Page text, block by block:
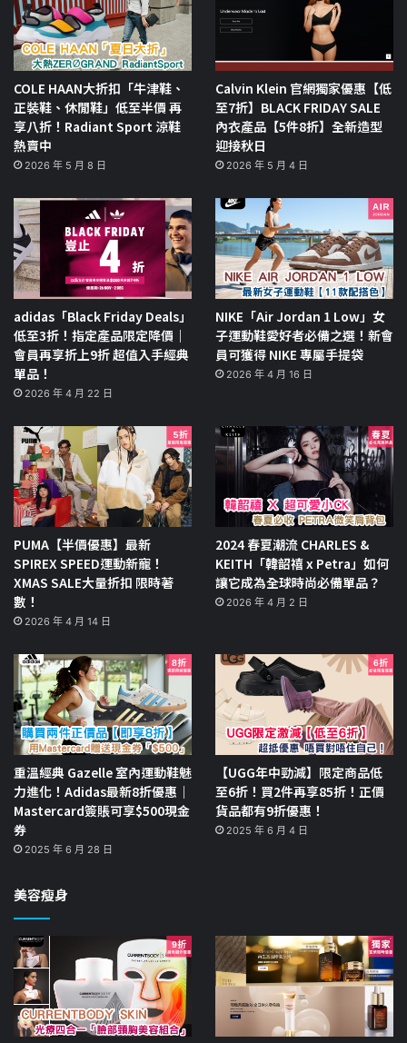
COLE HAAN大折扣「牛津鞋、
正裝鞋、休閒鞋」低至半價 再
享八折！Radiant Sport 涼鞋
熱賣中
2026 年 5 月 8 日
Calvin Klein 官網獨家優惠【低
至7折】BLACK FRIDAY SALE
內衣產品【5件8折】全新造型
迎接秋日
2026 年 5 月 4 日
adidas「Black Friday Deals」
低至3折！指定產品限定降價｜
會員再享折上9折 超值入手經典
單品！
2026 年 4 月 22 日
NIKE「Air Jordan 1 Low」女
子運動鞋愛好者必備之選！新會
員可獲得 NIKE 專屬手提袋
2026 年 4 月 16 日
PUMA【半價優惠】最新
SPIREX SPEED運動新寵！
XMAS SALE大量折扣 限時著
數！
2026 年 4 月 14 日
2024 春夏潮流 CHARLES &
KEITH「韓韶禧 x Petra」如何
讓它成為全球時尚必備單品？
2026 年 4 月 2 日
重溫經典 Gazelle 室內運動鞋魅
力進化！Adidas最新8折優惠｜
Mastercard簽賬可享$500現金
券
2025 年 6 月 28 日
【UGG年中勁減】限定商品低
至6折！買2件再享85折！正價
貨品都有9折優惠！
2025 年 6 月 4 日
美容瘦身